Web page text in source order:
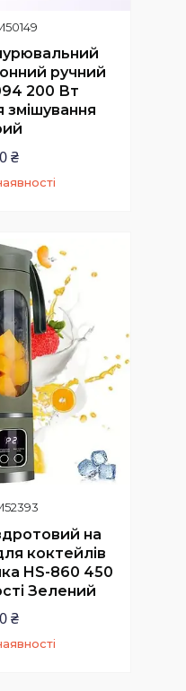
ручний
200 Вт
змішування
₴
90-44
на
коктейлів
HS-860 450
Зелений
₴